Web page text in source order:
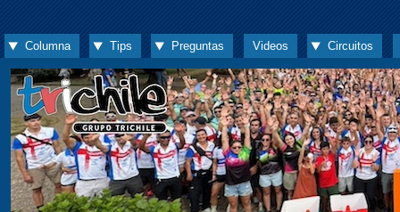
Columna Tips Preguntas Videos Circuitos